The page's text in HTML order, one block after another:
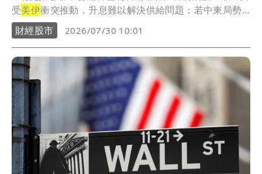
受美伊衝突推動，升息難以解決供給問題；若中東局勢
降溫...
財經股市 2026/07/30 10:01